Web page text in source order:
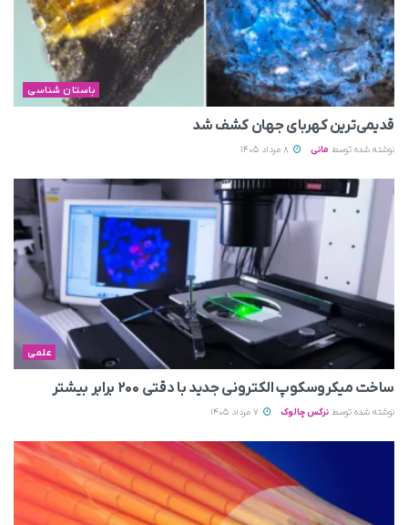
باستان شناسی
قدیمی‌ترین کهربای جهان کشف شد
نوشته شده توسط مانی
علمی
ساخت میکروسکوپ الکترونی جدید با دقتی ۲۰۰ برابر بیشتر
نوشته شده توسط نرگس چالوک